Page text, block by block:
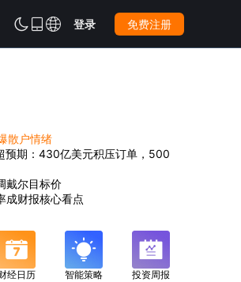
 登录 免费注册
散户情绪
预期：430亿美元积压订单，500
戴尔目标价
成财报核心看点
经日历 智能策略 投资周报